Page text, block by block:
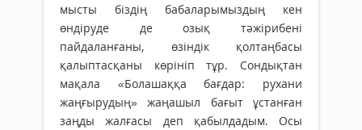
мысты біздің бабаларымыздың кен
өндіруде де озық тәжірибені
пайдаланғаны, өзіндік қолтаңбасы
қалыптасқаны көрініп тұр. Сондықтан
мақала «Болашаққа бағдар: рухани
жаңғырудың» жаңашыл бағыт ұстанған
заңды жалғасы деп қабылдадым. Осы